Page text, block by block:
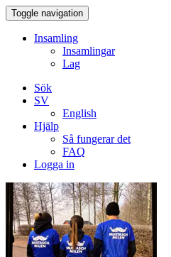
Toggle navigation
Insamling
Insamlingar
Lag
Sök
SV
English
Hjälp
Så fungerar det
FAQ
Logga in